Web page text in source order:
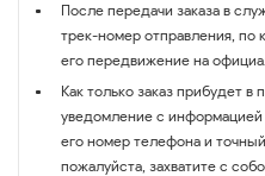
После передачи заказа в
трек-номер отправления, по
его передвижение на
Как только заказ прибудет в
уведомление с информацией
его номер телефона и
пожалуйста, захватите с